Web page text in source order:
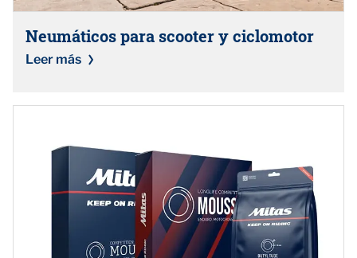
Neumáticos para scooter y ciclomotor
Leer más